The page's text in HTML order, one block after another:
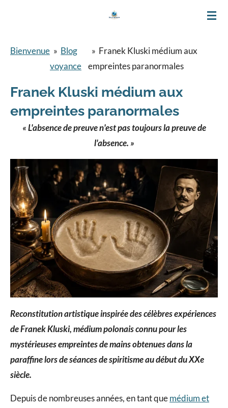
principal
Bienvenue » Blog
voyance
» Franek Kluski médium aux
empreintes paranormales
Franek Kluski médium aux
empreintes paranormales
« L'absence de preuve n'est pas toujours la preuve de
l'absence. »
Reconstitution artistique inspirée des célèbres expériences
de Franek Kluski, médium polonais connu pour les
mystérieuses empreintes de mains obtenues dans la
paraffine lors de séances de spiritisme au début du XXe
siècle.
Depuis de nombreuses années, en tant que médium et